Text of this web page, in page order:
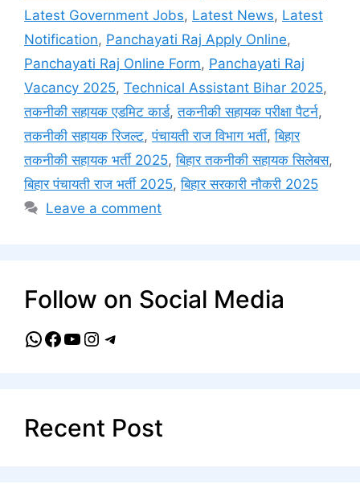
Latest Government Jobs, Latest News, Latest
Notification, Panchayati Raj Apply Online,
Panchayati Raj Online Form, Panchayati Raj
Vacancy 2025, Technical Assistant Bihar 2025,
तकनीकी सहायक एडमिट कार्ड,तकनीकी सहायक परीक्षा पैटर्न,
तकनीकी सहायक रिजल्ट,पंचायती राज विभाग भर्ती,बिहार
तकनीकी सहायक भर्ती 2025,बिहार तकनीकी सहायक सिलेबस,
बिहार पंचायती राज भर्ती 2025,बिहार सरकारी नौकरी 2025
Leave a comment
Follow on Social Media
WhatsApp
Facebook
YouTube
Instagram
Telegram
Recent Post